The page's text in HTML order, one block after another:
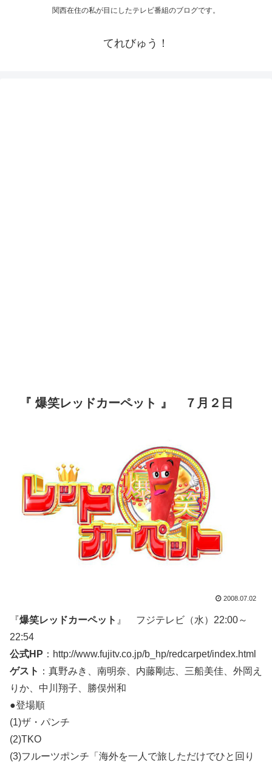
関西在住の私が目にしたテレビ番組のブログです。
てれびゅう！
『 爆笑レッドカーペット 』 ７月２日
2008.07.02
『爆笑レッドカーペット 』 フジテレビ（水）22:00～
22:54
公式HP ：http://www.fujitv.co.jp/b_hp/redcarpet/index.html
ゲスト ：真野みき、南明奈、内藤剛志、三船美佳、外岡え
りか、中川翔子、勝俣州和
●登場順
(1)ザ・パンチ
(2)TKO
(3)フルーツポンチ「海外を一人で旅しただけでひと回り